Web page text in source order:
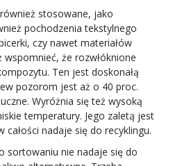
stosowane, jako
pochodzenia tekstylnego
czy nawet materiałów
że rozwłóknione
Ten jest doskonałą
pozorom jest aż o 40 proc.
Wyróżnia się też wysoką
temperatury. Jego zaletą jest
całości nadaje się do recyklingu.
sortowaniu nie nadaje się do